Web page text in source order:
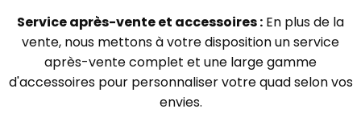
Service après-vente et accessoires : En plus de la
vente, nous mettons à votre disposition un service
après-vente complet et une large gamme
d'accessoires pour personnaliser votre quad selon vos
envies.